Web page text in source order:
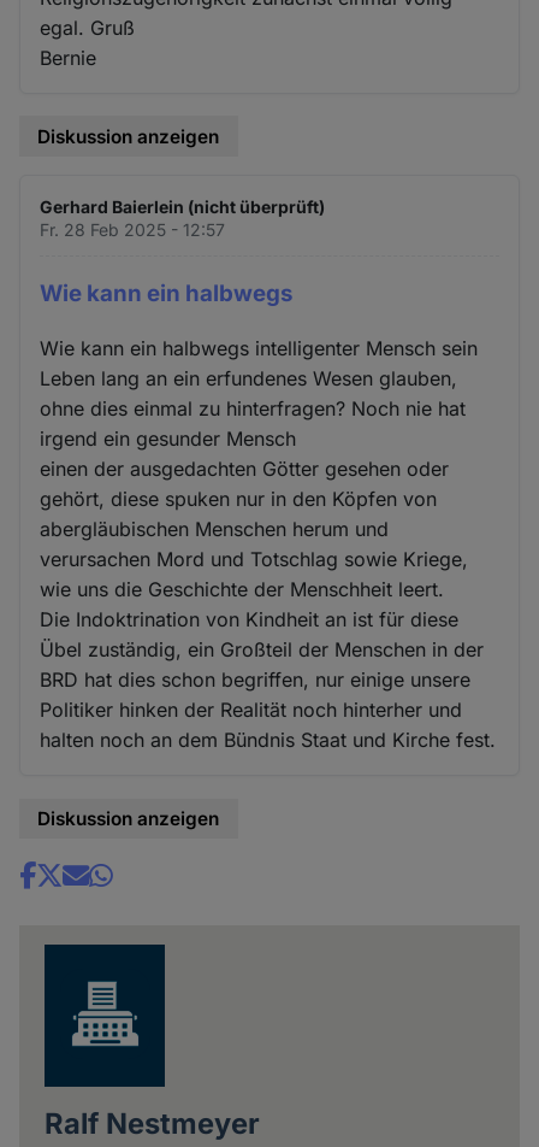
egal. Gruß
Bernie
Diskussion anzeigen
Gerhard Baierlein (nicht überprüft)
Fr. 28 Feb 2025 - 12:57
Wie kann ein halbwegs
Wie kann ein halbwegs intelligenter Mensch sein
Leben lang an ein erfundenes Wesen glauben,
ohne dies einmal zu hinterfragen? Noch nie hat
irgend ein gesunder Mensch
einen der ausgedachten Götter gesehen oder
gehört, diese spuken nur in den Köpfen von
abergläubischen Menschen herum und
verursachen Mord und Totschlag sowie Kriege,
wie uns die Geschichte der Menschheit leert.
Die Indoktrination von Kindheit an ist für diese
Übel zuständig, ein Großteil der Menschen in der
BRD hat dies schon begriffen, nur einige unsere
Politiker hinken der Realität noch hinterher und
halten noch an dem Bündnis Staat und Kirche fest.
Diskussion anzeigen
Share
Ralf Nestmeyer